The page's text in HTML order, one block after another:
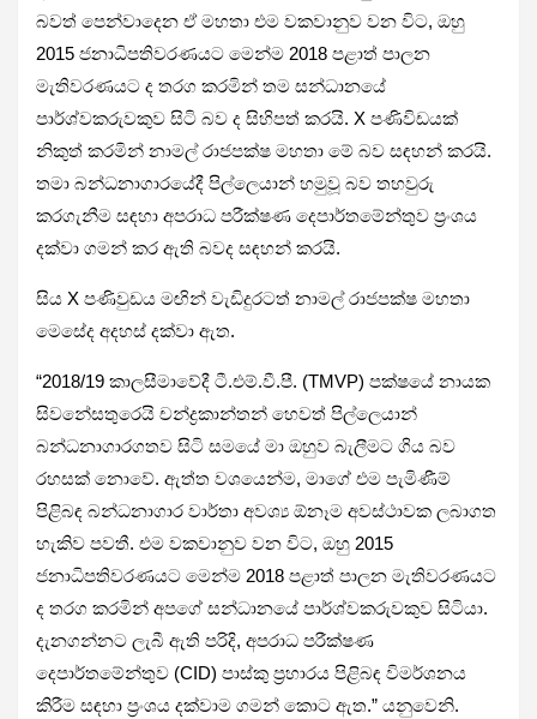
බවත් පෙන්වාදෙන ඒ මහතා එම වකවානුව වන විට, ඔහු
2015 ජනාධිපතිවරණයට මෙන්ම 2018 පළාත් පාලන
මැතිවරණයට ද තරග කරමින් තම සන්ධානයේ
පාර්ශ්වකරුවකුව සිටි බව ද සිහිපත් කරයි. X පණිවිඩයක්
නිකුත් කරමින් නාමල් රාජපක්ෂ මහතා මේ බව සඳහන් කරයි.
තමා බන්ධනාගාරයේදී පිල්ලෙයාන් හමුවූ බව තහවුරු
කරගැනීම සඳහා අපරාධ පරීක්ෂණ දෙපාර්තමේන්තුව ප්‍රංශය
දක්වා ගමන් කර ඇති බවද සඳහන් කරයි.
සිය X පණිවුඩය මඟින් වැඩිදුරටත් නාමල් රාජපක්ෂ මහතා
මෙසේද අදහස් දක්වා ඇත.
“2018/19 කාලසීමාවේදී ටී.එම්.වී.පී. (TMVP) පක්ෂයේ නායක
සිවනේසතුරෙයි චන්ද්‍රකාන්තන් හෙවත් පිල්ලෙයාන්
බන්ධනාගාරගතව සිටි සමයේ මා ඔහුව බැලීමට ගිය බව
රහසක් නොවේ. ඇත්ත වශයෙන්ම, මාගේ එම පැමිණීම්
පිළිබඳ බන්ධනාගාර වාර්තා අවශ්‍ය ඕනෑම අවස්ථාවක ලබාගත
හැකිව පවතී. එම වකවානුව වන විට, ඔහු 2015
ජනාධිපතිවරණයට මෙන්ම 2018 පළාත් පාලන මැතිවරණයට
ද තරග කරමින් අපගේ සන්ධානයේ පාර්ශ්වකරුවකුව සිටියා.
දැනගන්නට ලැබී ඇති පරිදි, අපරාධ පරීක්ෂණ
දෙපාර්තමේන්තුව (CID) පාස්කු ප්‍රහාරය පිළිබඳ විමර්ශනය
කිරීම සඳහා ප්‍රංශය දක්වාම ගමන් කොට ඇත.” යනුවෙනි.